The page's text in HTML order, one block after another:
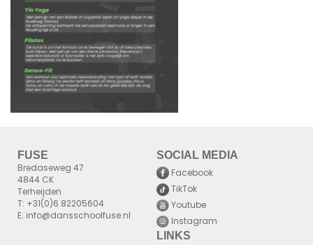
FUSE
Bredaseweg 47
4844 CK
Terheijden
T: +31(0)6 82205604
E: info@dansschoolfuse.nl
SOCIAL MEDIA
Facebook
TikTok
Youtube
Instagram
LINKS